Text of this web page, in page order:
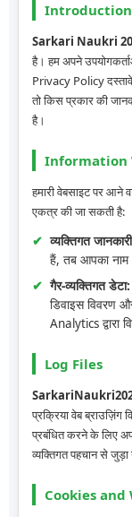
Introduction
Sarkari Naukri
है। हम अपने
Privacy Policy
तो किस प्रकार की
है।
Information
हमारी वेबसाइट पर आने
एकत्र की जा सकती है:
व्यक्तिगत
हैं, तब आपका नाम
गैर-व्यक्तिगत डेटा:
डिवाइस विवरण
Analytics द्वारा
Log Files
प्रक्रिया वेब
प्रबंधित करने के लिए
व्यक्तिगत पहचान से जुड़ा
Cookies and